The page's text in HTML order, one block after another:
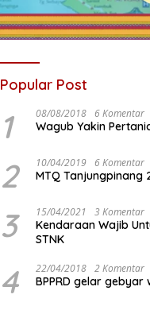
Popular Post
1 08/08/2018 6 Komentar
Wagub Yakin
2 10/04/2019 6 Komentar
MTQ Tanjungpinang
3 15/04/2021 3 Komentar
Kendaraan Wajib
STNK
4 22/04/2018 2 Komentar
BPPRD gelar